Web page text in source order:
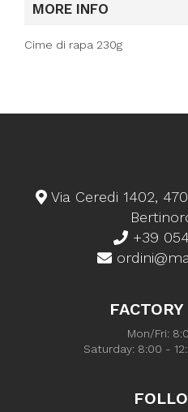
MORE INFO
Cime di rapa 230g
Via Ceredi 1402,
+39
Mon/Fri:
Saturday: 8:00 -